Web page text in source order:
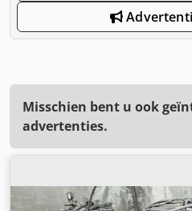
Misschien bent u ook
advertenties.